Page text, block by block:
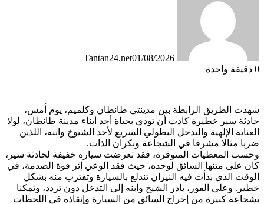
Tantan24.net01/08/2026
0 دقيقة واحدة
شهدت الطريق الرابطة بين مدينتي طانطان وكلميم، يوم أمس،
حادثة سير خطيرة كادت أن تودي بحياة أحد أبناء مدينة طانطان، لولا
العناية الإلهية والتدخل البطولي السريع لأحد الشيوخ وابنه، اللذين
ضربا مثالا مشرفا في الشجاعة ونكران الذات.
وحسب المعطيات المتوفرة، فقد تعرضت سيارة خفيفة لحادثة سير،
كان على متنها السائق لوحده، حيث فقد الوعي إثر قوة الصدمة، في
الوقت الذي بدأت فيه النيران تندلع بالسيارة وتقترب منه بشكل
خطير. وعلى الفور، بادر الشيخ وابنه إلى التدخل دون تردد، وتمكنا
بشجاعة كبيرة من إخراج السائق من السيارة وإنقاذه في اللحظات